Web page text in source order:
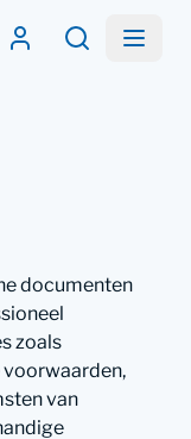
Contracten van
ZoekenMenu
documenten
zoals
van